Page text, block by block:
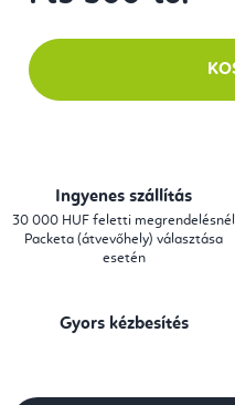
Ingyenes szállítás
30 000 HUF feletti megrendelésnél
Packeta (átvevőhely) választása
esetén
Gyors kézbesítés